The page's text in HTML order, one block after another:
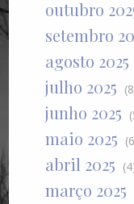
outubro
setembro
agosto 2025
julho 2025
junho 2025
maio 2025
abril 2025
março 2025